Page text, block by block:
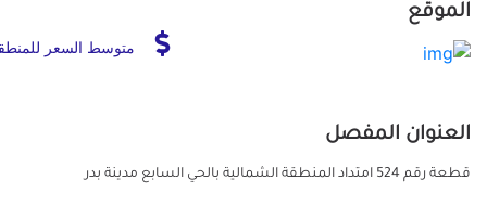
الموقع
متوسط السعر
العنوان المفصل
قطعة رقم 524 امتداد المنطقة الشمالية بالحي السابع مدينة بدر